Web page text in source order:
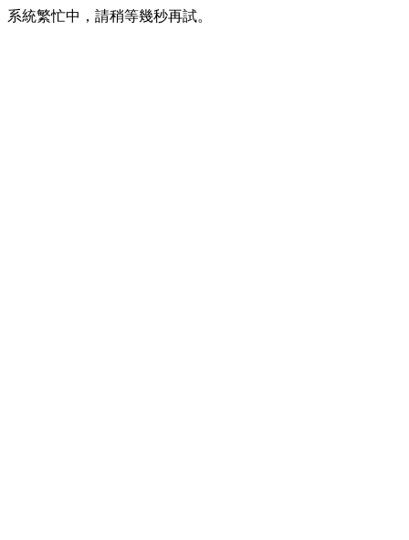
系統繁忙中，請稍等幾秒再試。